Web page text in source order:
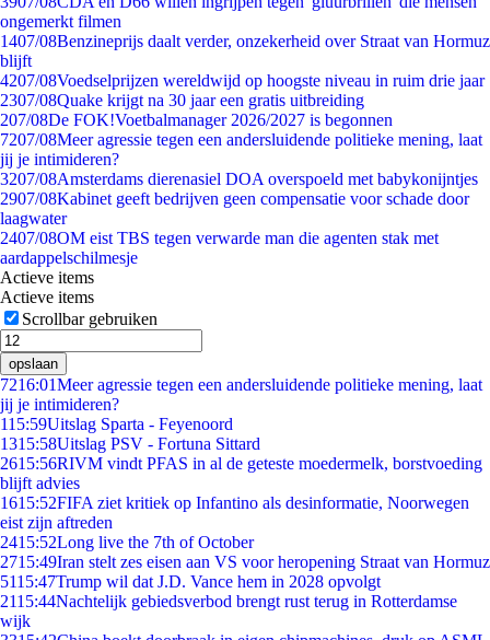
ongemerkt filmen
1407/08Benzineprijs daalt verder, onzekerheid over Straat van Hormuz
blijft
4207/08Voedselprijzen wereldwijd op hoogste niveau in ruim drie jaar
2307/08Quake krijgt na 30 jaar een gratis uitbreiding
207/08De FOK!Voetbalmanager 2026/2027 is begonnen
7207/08Meer agressie tegen een andersluidende politieke mening, laat
jij je intimideren?
3207/08Amsterdams dierenasiel DOA overspoeld met babykonijntjes
2907/08Kabinet geeft bedrijven geen compensatie voor schade door
laagwater
2407/08OM eist TBS tegen verwarde man die agenten stak met
aardappelschilmesje
Actieve items
Actieve items
Scrollbar gebruiken
opslaan
7216:01Meer agressie tegen een andersluidende politieke mening, laat
jij je intimideren?
115:59Uitslag Sparta - Feyenoord
1315:58Uitslag PSV - Fortuna Sittard
2615:56RIVM vindt PFAS in al de geteste moedermelk, borstvoeding
blijft advies
1615:52FIFA ziet kritiek op Infantino als desinformatie, Noorwegen
eist zijn aftreden
2415:52Long live the 7th of October
2715:49Iran stelt zes eisen aan VS voor heropening Straat van Hormuz
5115:47Trump wil dat J.D. Vance hem in 2028 opvolgt
2115:44Nachtelijk gebiedsverbod brengt rust terug in Rotterdamse
wijk